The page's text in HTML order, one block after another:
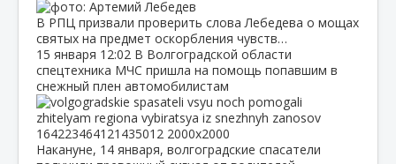
В РПЦ призвали проверить слова Лебедева о мощах
святых на предмет оскорбления чувств…
15 января 12:02 В Волгоградской области
спецтехника МЧС пришла на помощь попавшим в
снежный плен автомобилистам
Накануне, 14 января, волгоградские спасатели